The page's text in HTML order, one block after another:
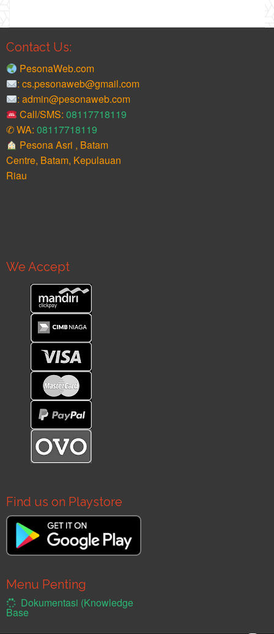
Contact Us:
PesonaWeb.com
: cs.pesonaweb@gmail.com
: admin@pesonaweb.com
Call/SMS:08117718119
✆ WA: 08117718119
Pesona Asri , Batam
Centre, Batam, Kepulauan
Riau
We Accept
Find us on Playstore
Menu Penting
Dokumentasi (Knowledge
Base